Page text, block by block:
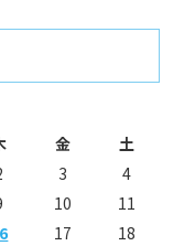
金 土
3
4
10
11
17
18